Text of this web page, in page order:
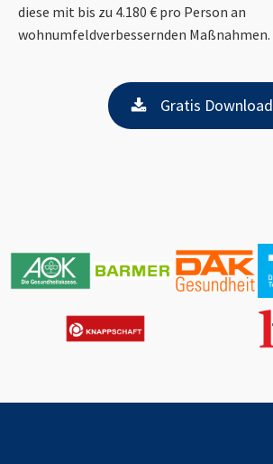
diese mit bis zu 4.180 € pro Person an
wohnumfeldverbessernden Maßnahmen.
Gratis Download